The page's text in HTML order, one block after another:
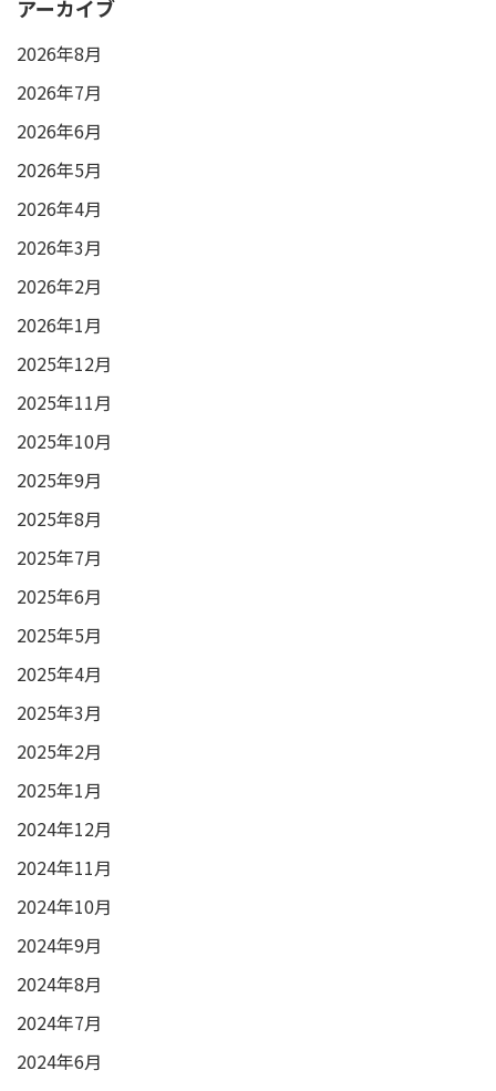
アーカイブ
2026年8月
2026年7月
2026年6月
2026年5月
2026年4月
2026年3月
2026年2月
2026年1月
2025年12月
2025年11月
2025年10月
2025年9月
2025年8月
2025年7月
2025年6月
2025年5月
2025年4月
2025年3月
2025年2月
2025年1月
2024年12月
2024年11月
2024年10月
2024年9月
2024年8月
2024年7月
2024年6月